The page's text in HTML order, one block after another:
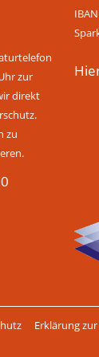
zur
direkt
zu
Erklärung